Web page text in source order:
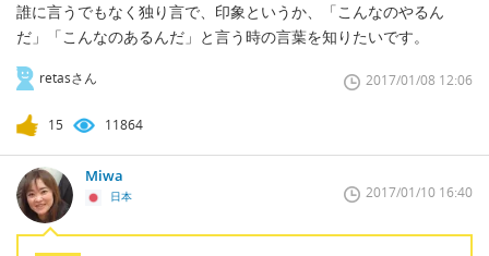
誰に言うでもなく独り言で、印象というか、「こんなのやるん
だ」「こんなのあるんだ」と言う時の言葉を知りたいです。
retasさん 2017/01/08 12:06
15 11864
Miwa
日本 2017/01/10 16:40